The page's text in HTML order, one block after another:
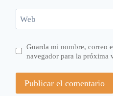
Web
Guarda mi nombre, correo
navegador para la próxima